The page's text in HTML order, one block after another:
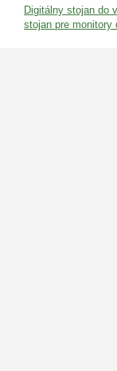
Digitálny stojan do
stojan pre monitory